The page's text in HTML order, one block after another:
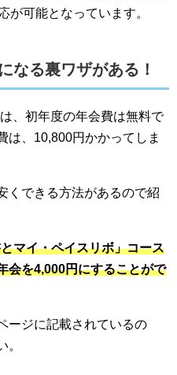
が可能となっています。
なる裏ワザがある！
、初年度の年会費は無料で
は、10,800円かかってしま
くできる方法があるので紹
マイ・ペイスリボ」コース
会を4,000円にすることがで
ージに記載されているの
。